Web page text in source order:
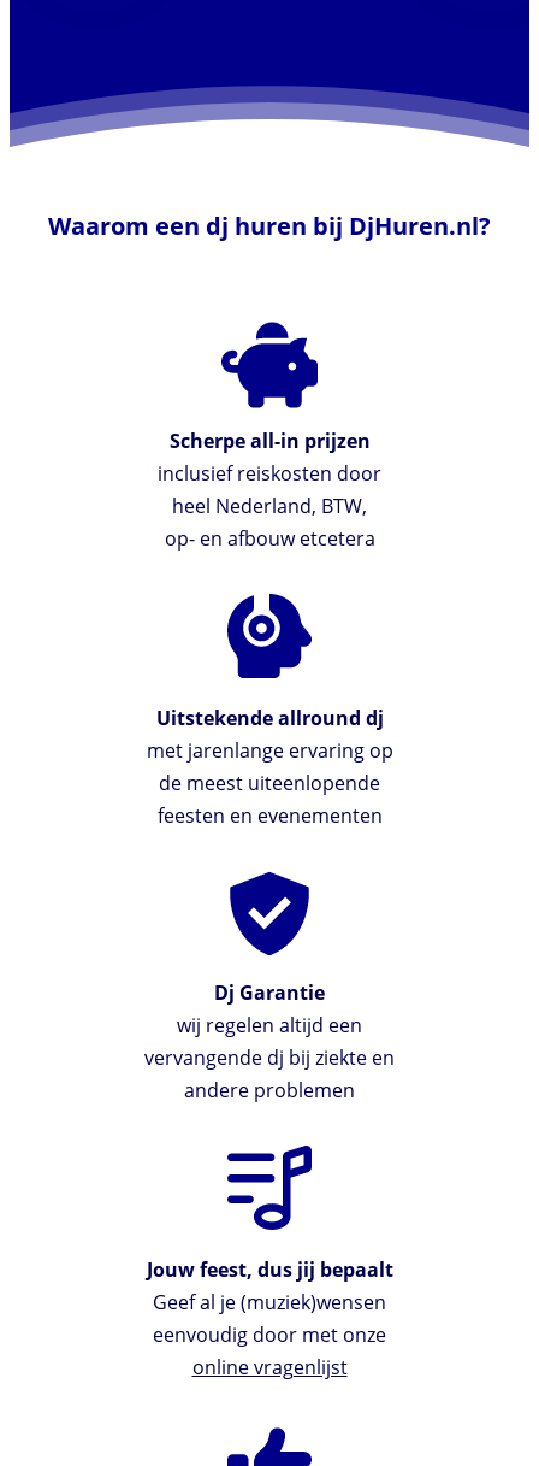
Waarom een dj huren bij DjHuren.nl?
Scherpe all-in prijzen
inclusief reiskosten door
heel Nederland, BTW,
op- en afbouw etcetera
Uitstekende allround dj
met jarenlange ervaring op
de meest uiteenlopende
feesten en evenementen
Dj Garantie
wij regelen altijd een
vervangende dj bij ziekte en
andere problemen
Jouw feest, dus jij bepaalt
Geef al je (muziek)wensen
eenvoudig door met onze
online vragenlijst